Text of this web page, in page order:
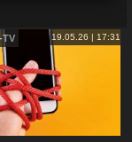
TV 19.05.26 | 17:31